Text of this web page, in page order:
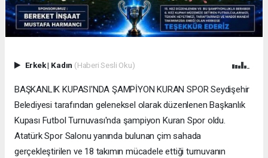
Erkek| Kadın (Haberi Sesli Oku)
BAŞKANLIK KUPASI'NDA ŞAMPİYON KURAN SPOR Seydişehir
Belediyesi tarafından geleneksel olarak düzenlenen Başkanlık
Kupası Futbol Turnuvası'nda şampiyon Kuran Spor oldu.
Atatürk Spor Salonu yanında bulunan çim sahada
gerçekleştirilen ve 18 takımın mücadele ettiği turnuvanın